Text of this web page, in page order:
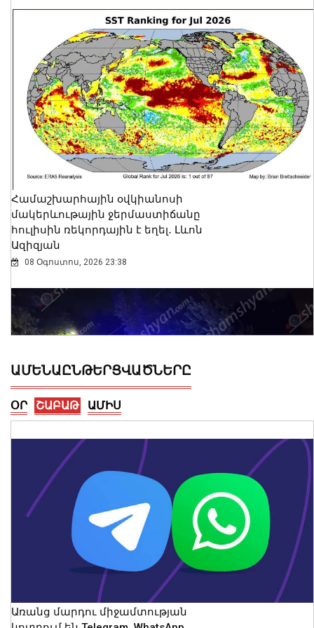
Համաշխարհային օվկիանոսի
մակերևութային ջերմաստիճանը
հուլիսին ռեկորդային է եղել․ Լևոն
Ազիզյան
08 Օգոստոս, 2026 23:38
Ողբերգական դեպք Երևանում․
Կիևյան կամրջի տակ՝ ճանապարհի
երթևեկելի գոտում, հայտնաբերվել է
տղամարդու մարմին
08 Օգոստոս, 2026 23:15
ԱՄԵՆԱԸՆԹԵՐՑՎԱԾՆԵՐԸ
ՕՐ ՇԱԲԱԹ ԱՄԻՍ
Առանց մարդու միջամտության